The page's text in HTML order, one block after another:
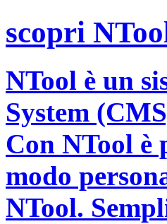
scopri
NTool è un
System
Con NTool è
modo
NTool.